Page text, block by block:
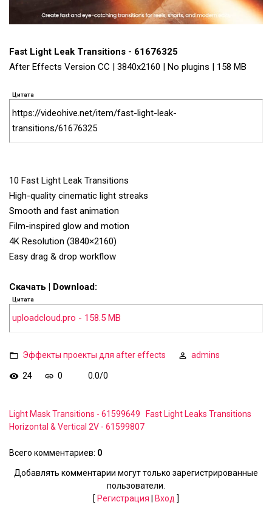
Fast Light Leak Transitions - 61676325
After Effects Version CC | 3840x2160 | No plugins | 158 MB
Цитата
https://videohive.net/item/fast-light-leak-
transitions/61676325
10 Fast Light Leak Transitions
High-quality cinematic light streaks
Smooth and fast animation
Film-inspired glow and motion
4K Resolution (3840×2160)
Easy drag & drop workflow
Скачать | Download:
Цитата
uploadcloud.pro - 158.5 MB
Эффекты проекты для after effects admins
24 0 0.0/0
Light Mask Transitions - 61599649
Fast Light Leaks Transitions
Horizontal & Vertical 2V - 61599807
Всего комментариев: 0
Добавлять комментарии могут только зарегистрированные
пользователи.
[ Регистрация Вход ]